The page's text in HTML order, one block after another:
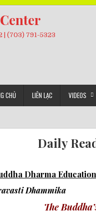
| (703) 791-5323
CHỦ LIÊN LẠC VIDEOS
Daily
Dharma
Dhammika
The